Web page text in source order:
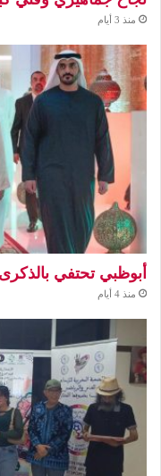
منذ 3 أيام
أبوظبي تحتفي
منذ 4 أيام